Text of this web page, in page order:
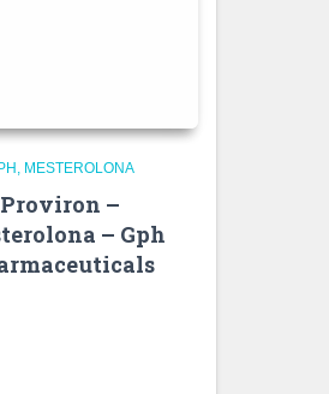
MESTEROLONA
Proviron –
– Gph